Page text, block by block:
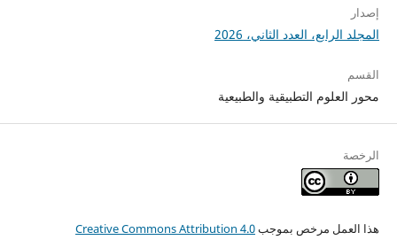
إصدار
المجلد الرابع، العدد الثاني، 2026
القسم
محور العلوم التطبيقية والطبيعية
الرخصة
هذا العمل مرخص بموجبCreative Commons Attribution 4.0